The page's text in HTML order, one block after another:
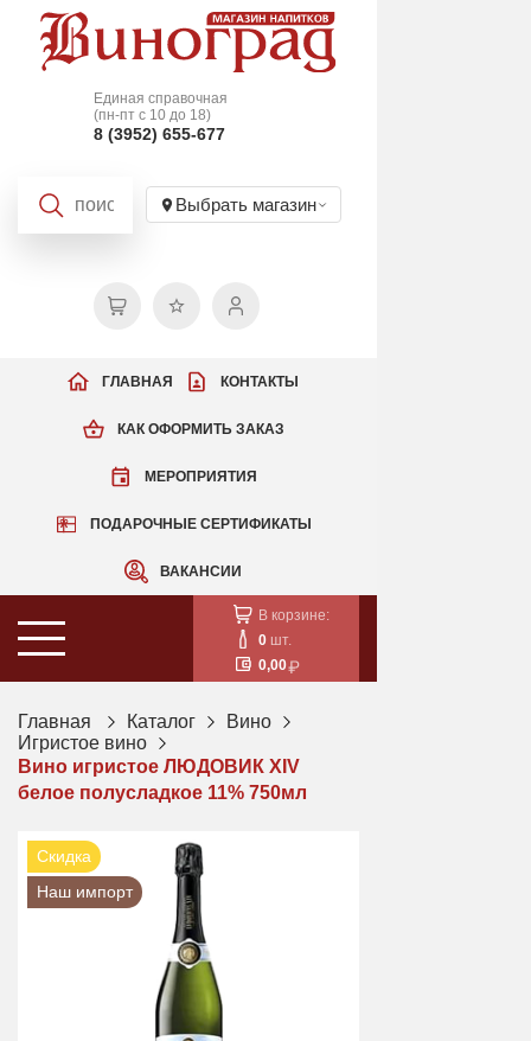
Единая справочная
(пн-пт с 10 до 18)
8 (3952) 655-677
Выбрать магазин
КАК ОФОРМИТЬ ЗАКАЗ
МЕРОПРИЯТИЯ
ПОДАРОЧНЫЕ СЕРТИФИКАТЫ
ВАКАНСИИ
ГЛАВНАЯ КОНТАКТЫ
В корзине:
0 шт.
0,00
Главная Каталог
Вино
Игристое вино
Вино игристое ЛЮДОВИК XIV
белое полусладкое 11% 750мл
Скидка
Наш импорт